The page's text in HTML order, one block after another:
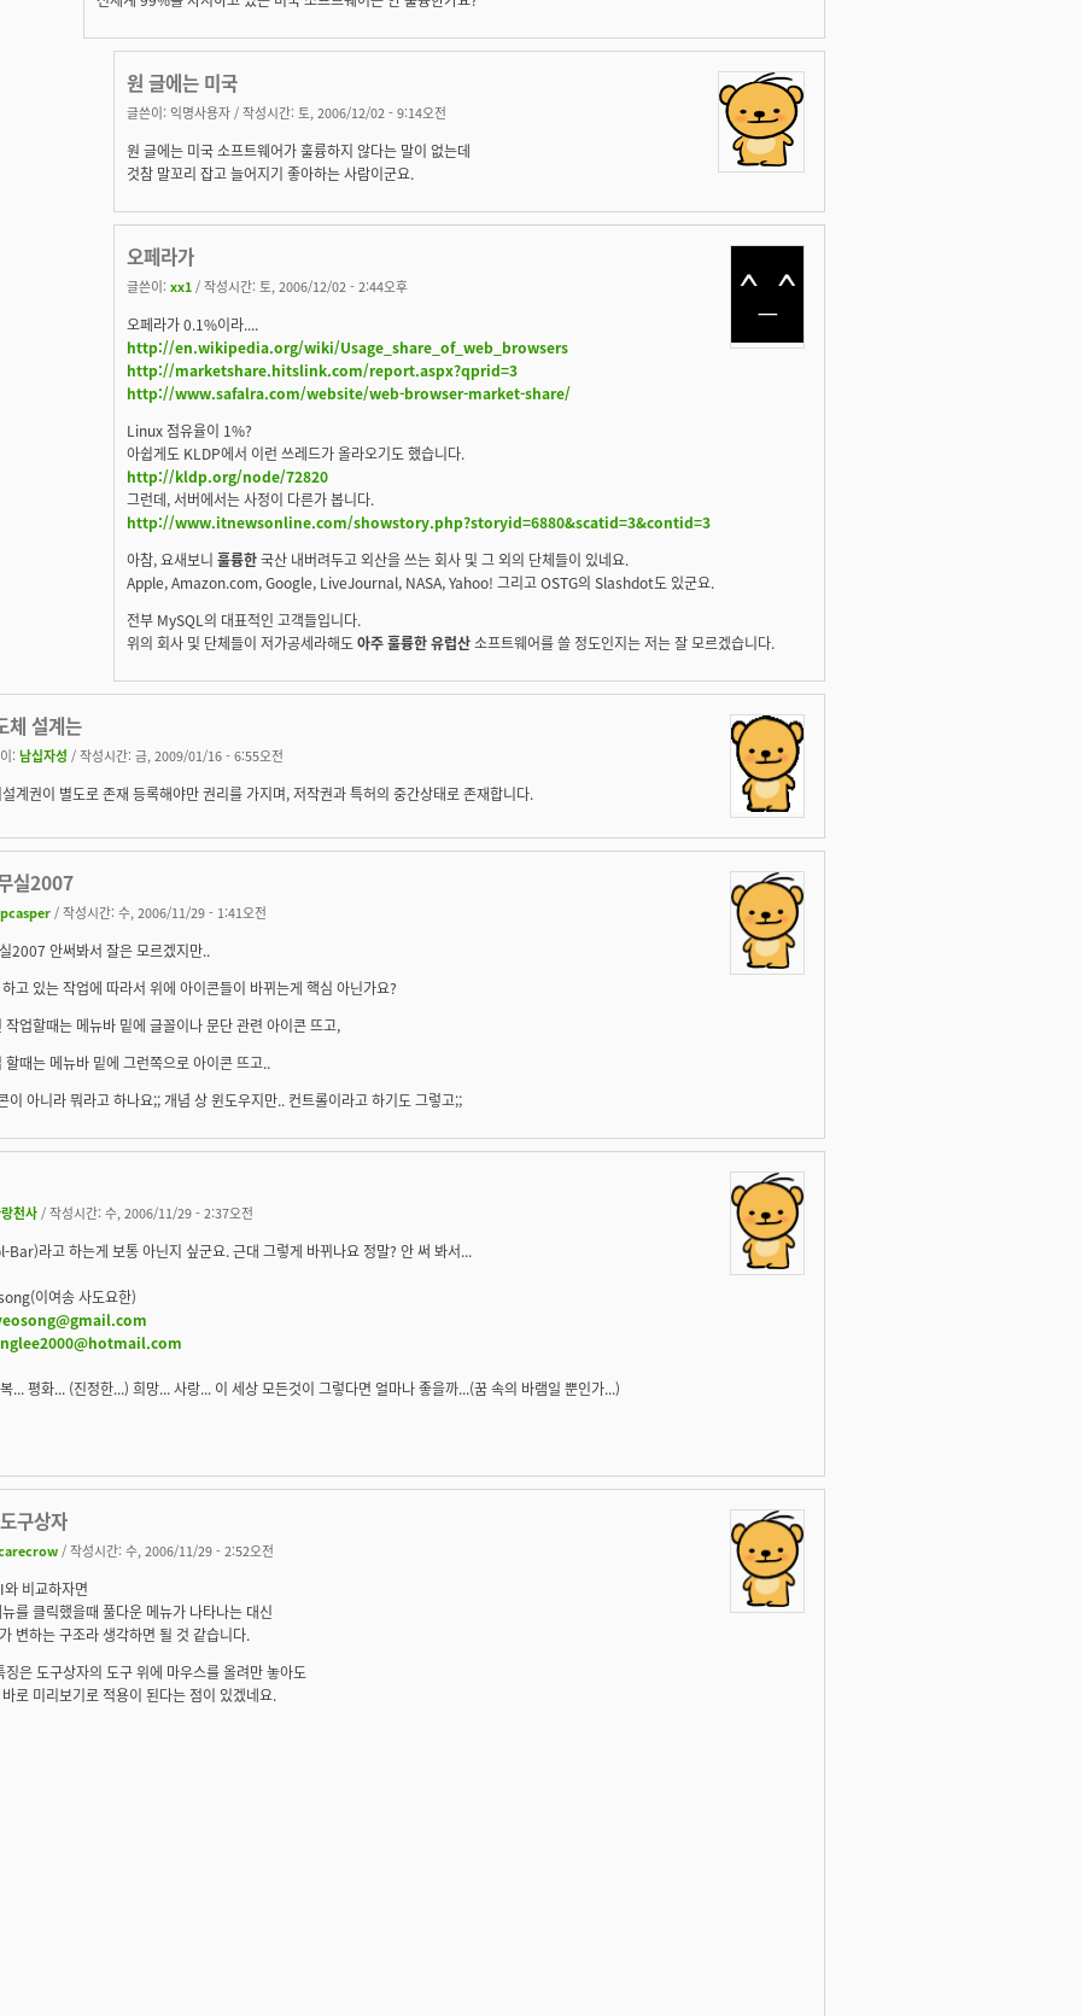
원 글에는 미국
글쓴이: 익명사용자 / 작성시간: 토, 2006/12/02 - 9:14오전
원 글에는 미국 소프트웨어가 훌륭하지 않다는 말이 없는데
것참 말꼬리 잡고 늘어지기 좋아하는 사람이군요.
오페라가
글쓴이: xx1 / 작성시간: 토, 2006/12/02 - 2:44오후
오페라가 0.1%이라....
http://en.wikipedia.org/wiki/Usage_share_of_web_browsers
http://marketshare.hitslink.com/report.aspx?qprid=3
http://www.safalra.com/website/web-browser-market-share/
Linux 점유율이 1%?
아쉽게도 KLDP에서 이런 쓰레드가 올라오기도 했습니다.
http://kldp.org/node/72820
그런데, 서버에서는 사정이 다른가 봅니다.
http://www.itnewsonline.com/showstory.php?storyid=6880&scatid=3&contid=3
아참, 요새보니 훌륭한국산 내버려두고 외산을 쓰는 회사 및 그 외의 단체들이 있네요.
Apple, Amazon.com, Google, LiveJournal, NASA, Yahoo! 그리고 OSTG의 Slashdot도 있군요.
전부 MySQL의 대표적인 고객들입니다.
위의 회사 및 단체들이 저가공세라해도 아주 훌륭한 유럽산소프트웨어를 쓸 정도인지는 저는 잘 모르겠습니다.
체 설계는
: 남십자성 / 작성시간: 금, 2009/01/16 - 6:55오전
계권이 별도로 존재 등록해야만 권리를 가지며, 저작권과 특허의 중간상태로 존재합니다.
실2007
/ 작성시간: 수, 2006/11/29 - 1:41오전
2007 안써봐서 잘은 모르겠지만..
고 있는 작업에 따라서 위에 아이콘들이 바뀌는게 핵심 아닌가요?
작업할때는 메뉴바 밑에 글꼴이나 문단 관련 아이콘 뜨고,
할때는 메뉴바 밑에 그런쪽으로 아이콘 뜨고..
이 아니라 뭐라고 하나요;; 개념 상 윈도우지만.. 컨트롤이라고 하기도 그렇고;;
천사 / 작성시간: 수, 2006/11/29 - 2:37오전
Bar)라고 하는게 보통 아닌지 싶군요. 근대 그렇게 바뀌나요 정말? 안 써 봐서...
이여송 사도요한)
... 평화... (진정한...) 희망... 사랑... 이 세상 모든것이 그렇다면 얼마나 좋을까...(꿈 속의 바램일 뿐인가...)
구상자
/ 작성시간: 수, 2006/11/29 - 2:52오전
비교하자면
를 클릭했을때 풀다운 메뉴가 나타나는 대신
변하는 구조라 생각하면 될 것 같습니다.
징은 도구상자의 도구 위에 마우스를 올려만 놓아도
로 미리보기로 적용이 된다는 점이 있겠네요.